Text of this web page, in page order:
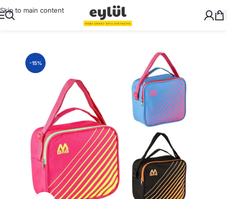
Skip to main content
Okul Gereçleri/Beslenme Çantası
-15%